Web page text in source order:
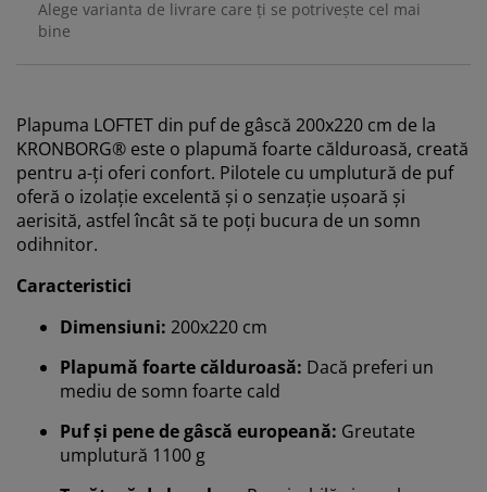
Alege varianta de livrare care ți se potrivește cel mai
bine
Plapuma LOFTET din puf de gâscă 200x220 cm de la
KRONBORG® este o plapumă foarte călduroasă, creată
pentru a-ți oferi confort. Pilotele cu umplutură de puf
oferă o izolație excelentă și o senzație ușoară și
aerisită, astfel încât să te poți bucura de un somn
odihnitor.
Caracteristici
Dimensiuni: 200x220 cm
Plapumă foarte călduroasă: Dacă preferi un
mediu de somn foarte cald
Puf și pene de gâscă europeană: Greutate
umplutură 1100 g